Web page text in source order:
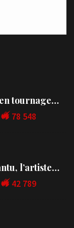
tournage…
78 548
l’artiste…
42 789